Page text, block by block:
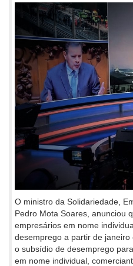
O ministro da Solidariedade,
Pedro Mota Soares, anunciou
empresários em nome
desemprego a partir de
o subsídio de desemprego
em nome individual,